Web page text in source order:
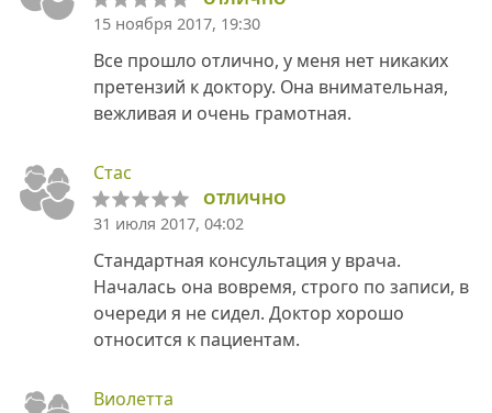
15 ноября 2017, 19:30
Все прошло отлично, у меня нет никаких
претензий к доктору. Она внимательная,
вежливая и очень грамотная.
Стас
ОТЛИЧНО
31 июля 2017, 04:02
Стандартная консультация у врача.
Началась она вовремя, строго по записи, в
очереди я не сидел. Доктор хорошо
относится к пациентам.
Виолетта